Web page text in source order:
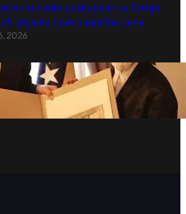
konzole poskupele i u Evropi:
objavio nove zvanične cene
2026
odalo priznanje Dini Merlinu
tri koncerta na Koševu
2026